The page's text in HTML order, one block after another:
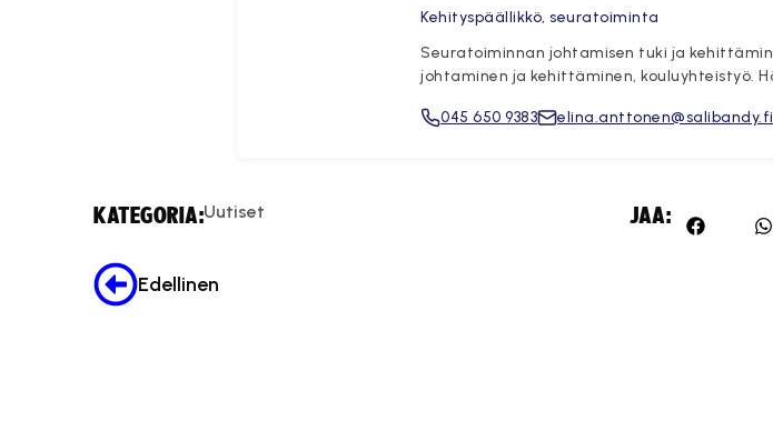
Kehityspäällikkö, seuratoiminta
Seuratoiminnan johtamisen tuki ja
johtaminen ja kehittäminen, kouluyhteistyö.
045 650 9383 elina.anttonen@salibandy.fi
KATEGORIA:Uutiset JAA:
Edellinen